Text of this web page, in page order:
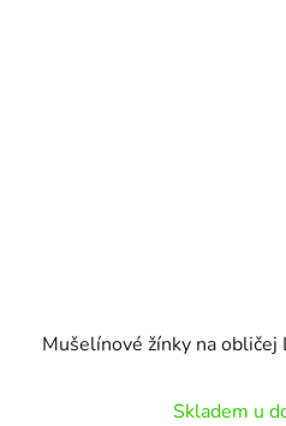
Mušelínové žínky na obličej
Skladem u